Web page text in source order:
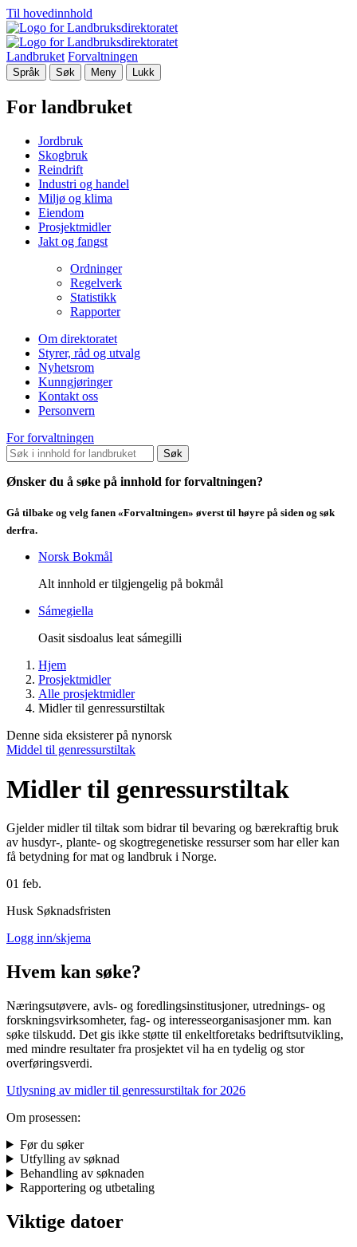
Til hovedinnhold
Landbruket Forvaltningen
Språk Søk Meny Lukk
For landbruket
Jordbruk
Skogbruk
Reindrift
Industri og handel
Miljø og klima
Eiendom
Prosjektmidler
Jakt og fangst
Ordninger
Regelverk
Statistikk
Rapporter
Om direktoratet
Styrer, råd og utvalg
Nyhetsrom
Kunngjøringer
Kontakt oss
Personvern
For forvaltningen
Søk
Ønsker du å søke på innhold for forvaltningen?
Gå tilbake og velg fanen «Forvaltningen» øverst til høyre på siden og søk
derfra.
Norsk Bokmål
Alt innhold er tilgjengelig på bokmål
Sámegiella
Oasit sisdoalus leat sámegilli
Hjem
Prosjektmidler
Alle prosjektmidler
Midler til genressurstiltak
Denne sida eksisterer på nynorsk
Middel til genressurstiltak
Midler til genressurstiltak
Gjelder midler til tiltak som bidrar til bevaring og bærekraftig bruk
av husdyr-, plante- og skogtregenetiske ressurser som har eller kan
få betydning for mat og landbruk i Norge.
01 feb.
Husk Søknadsfristen
Logg inn/skjema
Hvem kan søke?
Næringsutøvere, avls- og foredlingsinstitusjoner, utrednings- og
forskningsvirksomheter, fag- og interesseorganisasjoner mm. kan
søke tilskudd. Det gis ikke støtte til enkeltforetaks bedriftsutvikling,
med mindre resultater fra prosjektet vil ha en tydelig og stor
overføringsverdi.
Utlysning av midler til genressurstiltak for 2026
Om prosessen:
Før du søker
Utfylling av søknad
Behandling av søknaden
Rapportering og utbetaling
Viktige datoer